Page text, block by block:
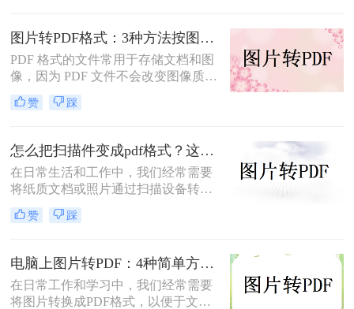
天，我将教你图片转为pdf怎么弄免费
的。
图片转PDF格式：3种方法按图片来源（手机/相机/截图）选！
PDF 格式的文件常用于存储文档和图
像，因为 PDF 文件不会改变图像质
量、版本或格式，而且可以在任何设
备之间轻松传输。如果你想将一些图
并成一个 PDF 文件，本文将介绍图片
如何转换为PDF格式。
赞 踩
怎么把扫描件变成pdf格式？这三种方法简单又实用！
在日常生活和工作中，我们经常需要
将纸质文档或照片通过扫描设备转化
为数字格式，并进一步将其保存为
PDF文件，以便于分享、存储和查
呢？本文将介绍三种将扫描件转换成
PDF格式的方法。
赞 踩
电脑上图片转PDF：4种简单方法的操作步骤和DPI设置！
在日常工作和学习中，我们经常需要
将图片转换成PDF格式，以便于文件